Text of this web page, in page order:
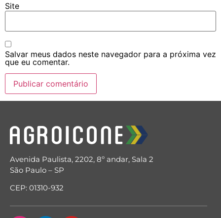
Site
Salvar meus dados neste navegador para a próxima vez
que eu comentar.
Avenida Paulista, 2202, 8º andar, Sala 2
São Paulo – SP
CEP: 01310-932